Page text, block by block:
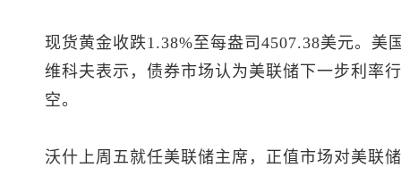
现货黄金收跌1.38%至每盎司4507.38美元。美
维科夫表示，债券市场认为美联储下一步利率
空。
沃什上周五就任美联储主席，正值市场对美联